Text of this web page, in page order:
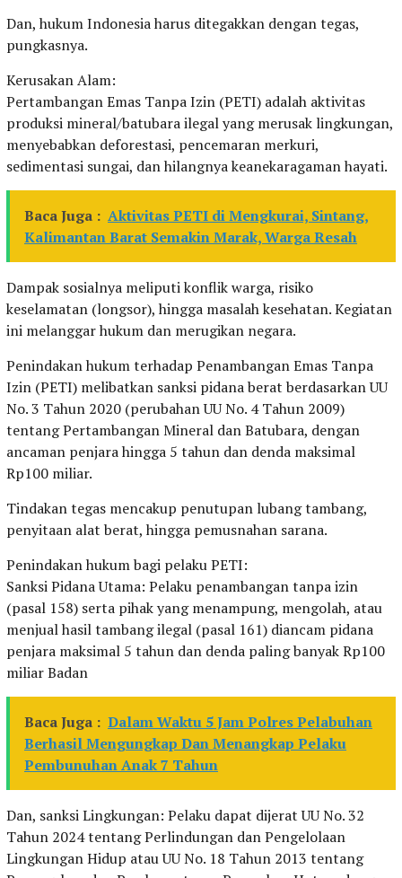
Dan, hukum Indonesia harus ditegakkan dengan tegas,
pungkasnya.
Kerusakan Alam:
Pertambangan Emas Tanpa Izin (PETI) adalah aktivitas
produksi mineral/batubara ilegal yang merusak lingkungan,
menyebabkan deforestasi, pencemaran merkuri,
sedimentasi sungai, dan hilangnya keanekaragaman hayati.
Baca Juga : Aktivitas PETI di Mengkurai, Sintang,
Kalimantan Barat Semakin Marak, Warga Resah
Dampak sosialnya meliputi konflik warga, risiko
keselamatan (longsor), hingga masalah kesehatan. Kegiatan
ini melanggar hukum dan merugikan negara.
Penindakan hukum terhadap Penambangan Emas Tanpa
Izin (PETI) melibatkan sanksi pidana berat berdasarkan UU
No. 3 Tahun 2020 (perubahan UU No. 4 Tahun 2009)
tentang Pertambangan Mineral dan Batubara, dengan
ancaman penjara hingga 5 tahun dan denda maksimal
Rp100 miliar.
Tindakan tegas mencakup penutupan lubang tambang,
penyitaan alat berat, hingga pemusnahan sarana.
Penindakan hukum bagi pelaku PETI:
Sanksi Pidana Utama: Pelaku penambangan tanpa izin
(pasal 158) serta pihak yang menampung, mengolah, atau
menjual hasil tambang ilegal (pasal 161) diancam pidana
penjara maksimal 5 tahun dan denda paling banyak Rp100
miliar Badan
Baca Juga : Dalam Waktu 5 Jam Polres Pelabuhan
Berhasil Mengungkap Dan Menangkap Pelaku
Pembunuhan Anak 7 Tahun
Dan, sanksi Lingkungan: Pelaku dapat dijerat UU No. 32
Tahun 2024 tentang Perlindungan dan Pengelolaan
Lingkungan Hidup atau UU No. 18 Tahun 2013 tentang